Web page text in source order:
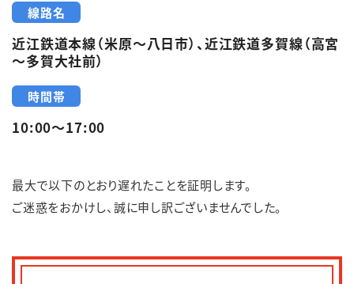
ニュースリリース
採用情報
お問い合わせ一覧
線路名
近江鉄道本線（米原～八日市）、近江鉄道多賀線（高宮
～多賀大社前）
時間帯
10:00～17:00
最大で以下のとおり遅れたことを証明します。
ご迷惑をおかけし、誠に申し訳ございませんでした。